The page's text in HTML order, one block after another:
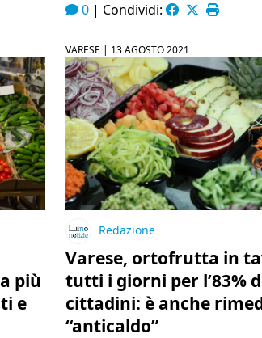
0 | Condividi:
più
e
VARESE | 13 AGOSTO 2021
Redazione
Varese, ortofrutta in
tutti i giorni per l’83%
cittadini: è anche
“anticaldo”